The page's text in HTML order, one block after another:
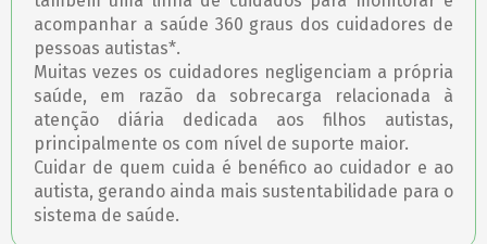
acompanhar a saúde 360 graus dos cuidadores de
pessoas autistas*.
Muitas vezes os cuidadores negligenciam a própria
saúde, em razão da sobrecarga relacionada à
atenção diária dedicada aos filhos autistas,
principalmente os com nível de suporte maior.
Cuidar de quem cuida é benéfico ao cuidador e ao
autista, gerando ainda mais sustentabilidade para o
sistema de saúde.